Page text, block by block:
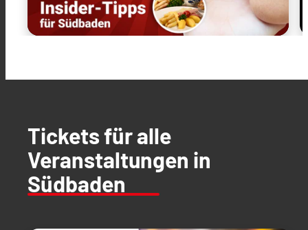
Tickets für alle
Veranstaltungen in
Südbaden